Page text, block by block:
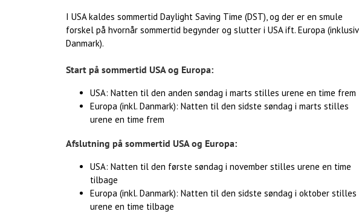
I USA kaldes sommertid Daylight Saving Time (DST), og der er en smule
forskel på hvornår sommertid begynder og slutter i USA ift. Europa (inklusiv
Danmark).
Start på sommertid USA og Europa:
USA: Natten til den anden søndag i marts stilles urene en time frem
Europa (inkl. Danmark): Natten til den sidste søndag i marts stilles
urene en time frem
Afslutning på sommertid USA og Europa:
USA: Natten til den første søndag i november stilles urene en time
tilbage
Europa (inkl. Danmark): Natten til den sidste søndag i oktober stilles
urene en time tilbage